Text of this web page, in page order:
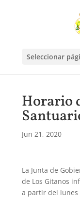
Seleccionar
Horario
Jun 21, 2020
La Junta de
de Los Gitanos
a partir del